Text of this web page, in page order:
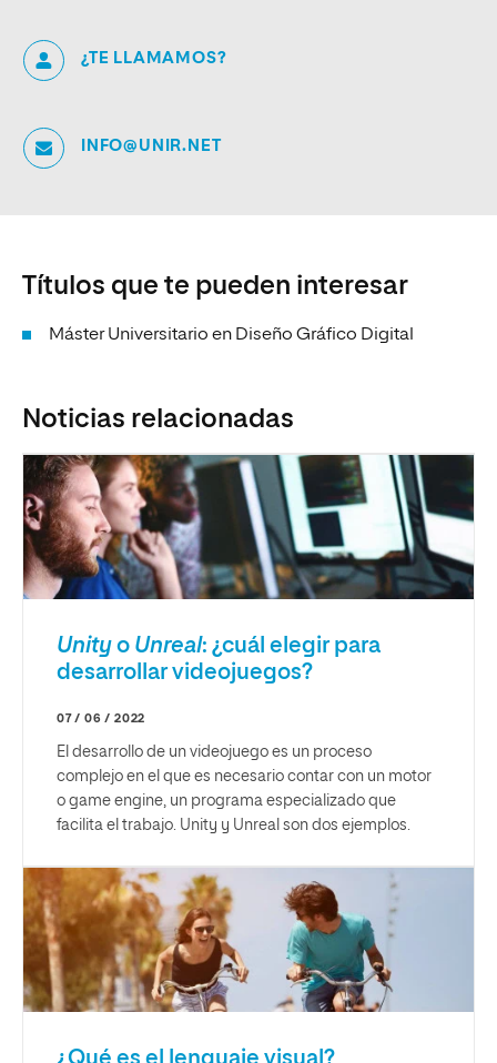
¿TE LLAMAMOS?
INFO@UNIR.NET
Títulos que te pueden interesar
Máster Universitario en Diseño Gráfico Digital
Noticias relacionadas
Unityo Unreal: ¿cuál elegir para
desarrollar videojuegos?
07 / 06 / 2022
El desarrollo de un videojuego es un proceso
complejo en el que es necesario contar con un motor
o game engine, un programa especializado que
facilita el trabajo. Unity y Unreal son dos ejemplos.